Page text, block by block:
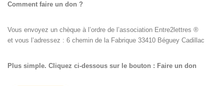
Comment faire un don ?
Vous envoyez un chèque à l’ordre de l’association Entre2lettres ®
et vous l’adressez : 6 chemin de la Fabrique 33410 Béguey Cadillac
Plus simple. Cliquez ci-dessous sur le bouton : Faire un don